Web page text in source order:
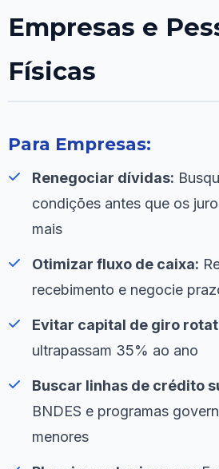
Empresas e
Físicas
Para Empresas:
Renegociar dívidas:
condições antes que os
mais
Otimizar fluxo de caixa:
recebimento e negocie
Evitar capital de giro
ultrapassam 35% ao ano
Buscar linhas de crédito
BNDES e programas
menores